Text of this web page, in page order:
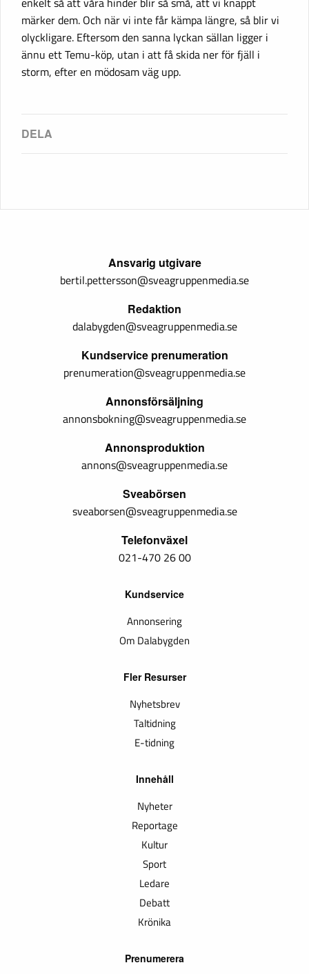
märker dem. Och när vi inte får kämpa längre, så blir vi
olyckligare. Eftersom den sanna lyckan sällan ligger i
ännu ett Temu-köp, utan i att få skida ner för fjäll i
storm, efter en mödosam väg upp.
Ansvarig utgivare
bertil.pettersson@sveagruppenmedia.se
Redaktion
dalabygden@sveagruppenmedia.se
Kundservice prenumeration
prenumeration@sveagruppenmedia.se
Annonsförsäljning
annonsbokning@sveagruppenmedia.se
Annonsproduktion
annons@sveagruppenmedia.se
Sveabörsen
sveaborsen@sveagruppenmedia.se
Telefonväxel
021-470 26 00
Kundservice
Annonsering
Om Dalabygden
Fler Resurser
Nyhetsbrev
Taltidning
E-tidning
Innehåll
Nyheter
Reportage
Kultur
Sport
Ledare
Debatt
Krönika
Prenumerera